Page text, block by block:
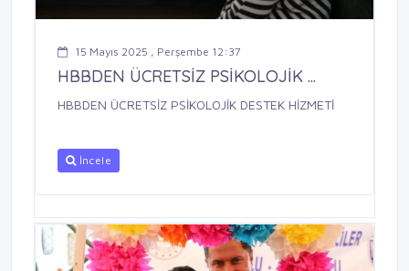
15 Mayıs 2025 , Perşembe 12:37
HBBDEN ÜCRETSİZ PSİKOLOJİK ...
HBBDEN ÜCRETSİZ PSİKOLOJİK DESTEK HİZMETİ
İncele